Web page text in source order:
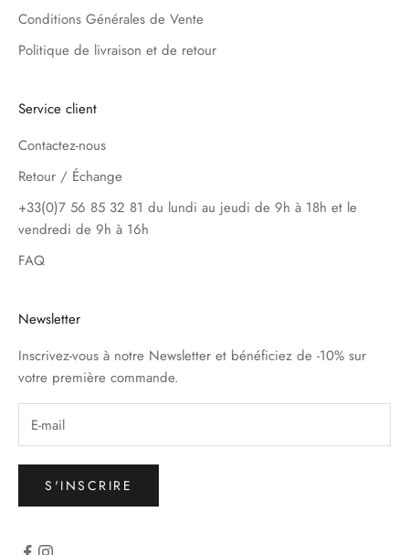
Conditions Générales de Vente
Politique de livraison et de retour
Service client
Contactez-nous
Retour / Échange
+33(0)7 56 85 32 81 du lundi au jeudi de 9h à 18h et le
vendredi de 9h à 16h
FAQ
Newsletter
Inscrivez-vous à notre Newsletter et bénéficiez de -10% sur
votre première commande.
S'INSCRIRE